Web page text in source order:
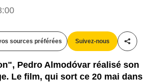
sources préférées Suivez-nous
Pedro Almodóvar réalisé son
Le film, qui sort ce 20 mai dans